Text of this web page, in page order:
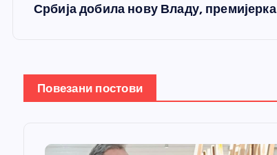
Србија добила нову Владу,
Повезани постови